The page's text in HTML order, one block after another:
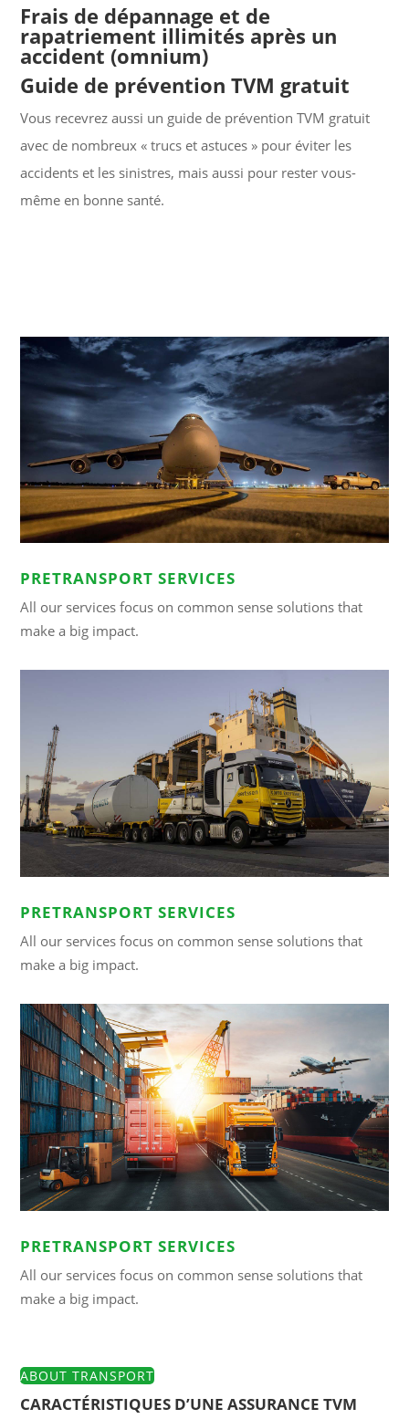
Frais de dépannage et de
rapatriement illimités après un
accident (omnium)
Guide de prévention TVM gratuit
Vous recevrez aussi un guide de prévention TVM gratuit
avec de nombreux « trucs et astuces » pour éviter les
accidents et les sinistres, mais aussi pour rester vous-
même en bonne santé.
PRETRANSPORT SERVICES
All our services focus on common sense solutions that
make a big impact.
PRETRANSPORT SERVICES
All our services focus on common sense solutions that
make a big impact.
PRETRANSPORT SERVICES
All our services focus on common sense solutions that
make a big impact.
ABOUT TRANSPORT
CARACTÉRISTIQUES D’UNE ASSURANCE TVM